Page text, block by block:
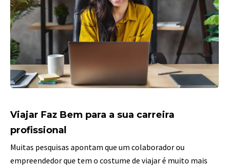
Viajar Faz Bem para a sua carreira
profissional
Muitas pesquisas apontam que um colaborador ou
empreendedor que tem o costume de viajar é muito mais